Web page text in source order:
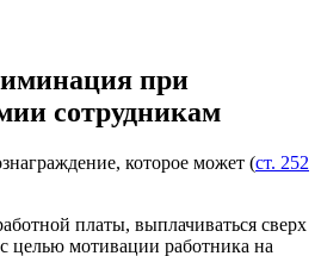
при
сотрудникам
которое может (ст. 252
платы, выплачиваться сверх
целью мотивации работника на